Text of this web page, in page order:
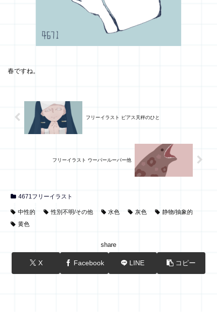
春ですね。
フリーイラスト ピアス天秤のひと
フリーイラスト ウーパールーパー他
4671フリーイラスト
中性的 性別不明/その他 水色 灰色
静物/抽象的
黄色
share
X Facebook LINE コピー